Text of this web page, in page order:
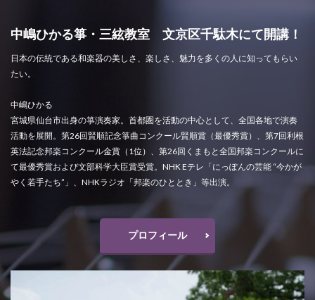
中嶋ひかる箏・三絃教室 文京区千駄木にて開講！
日本の伝統である和楽器の美しさ、楽しさ、魅力を多くの人に知ってもらい
たい。
中嶋ひかる
宮城県仙台市出身の箏演奏家。首都圏を活動の中心として、全国各地で演奏
活動を展開。第26回賢順記念箏曲コンクール賢順賞（最優秀賞）、第7回利根
英法記念邦楽コンクール金賞（1位）、第26回くまもと全国邦楽コンクールに
て最優秀賞および文部科学大臣賞受賞。NHK Eテレ「にっぽんの芸能 “今かが
やく若手たち”」、NHKラジオ「邦楽のひととき」等出演。
プロフィール